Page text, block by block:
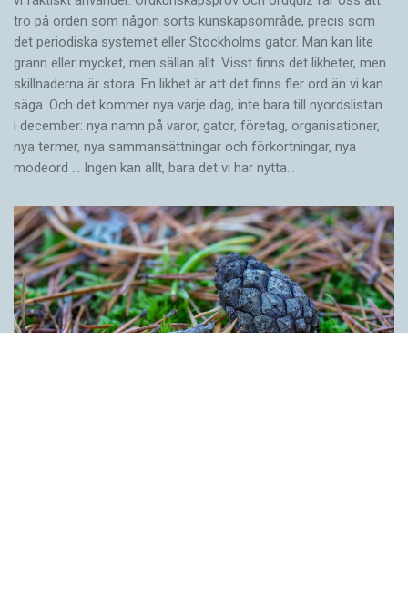
tro på orden som någon sorts kunskapsområde, precis som
det periodiska systemet eller Stockholms gator. Man kan lite
grann eller mycket, men sällan allt. Visst finns det likheter, men
skillnaderna är stora. En likhet är att det finns fler ord än vi kan
säga. Och det kommer nya varje dag, inte bara till nyordslistan
i december: nya namn på varor, gator, företag, organisationer,
nya termer, nya samman­sättningar och förkortningar, nya
modeord … Ingen kan allt, bara det vi har nytta…